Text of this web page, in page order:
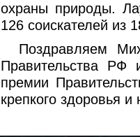
охраны природы.
126 соискателей из
Поздравляем
Правительства РФ
премии
крепкого здоровья